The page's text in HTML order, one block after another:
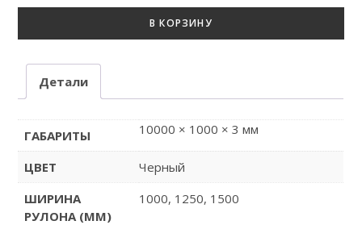
В КОРЗИНУ
Детали
ГАБАРИТЫ 10000 × 1000 × 3 мм
ЦВЕТ
Черный
ШИРИНА
РУЛОНА (ММ)
1000, 1250, 1500